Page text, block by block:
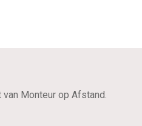
Monteur op Afstand.